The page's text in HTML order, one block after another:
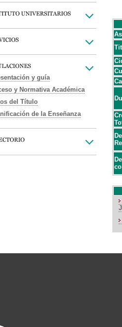
y guía
y Normativa Académica
del Título
de la Enseñanza